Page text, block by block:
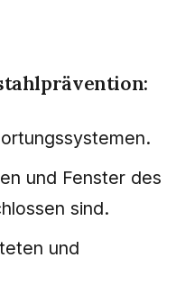
und Fenster des
sind.
und